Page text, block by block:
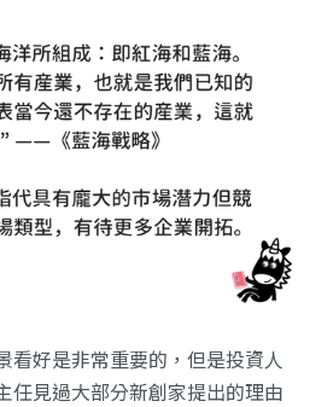
看好是非常重要的，但是投資人
任見過大部分新創家提出的理由